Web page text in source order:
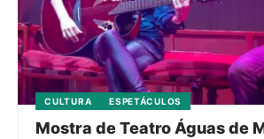
CULTURA ESPETÁCULOS
Mostra de Teatro Águas de